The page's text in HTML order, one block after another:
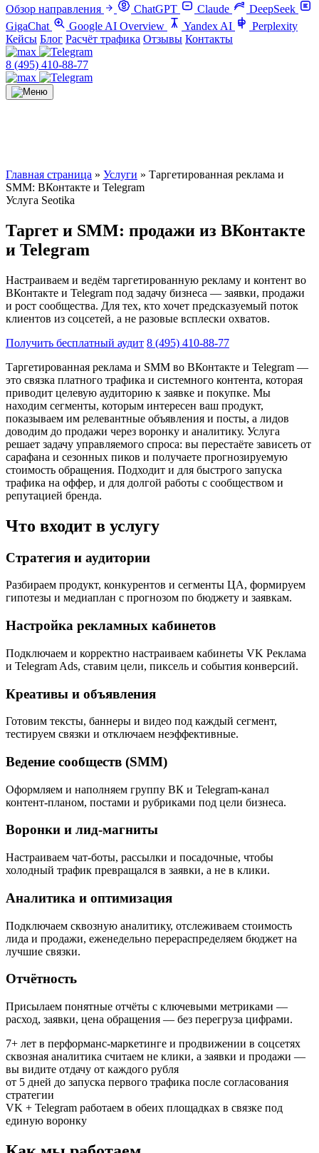
Обзор направления
ChatGPT Claude
DeepSeek
GigaChat
Google AI Overview Yandex AI
Perplexity
Кейсы Блог Расчёт трафика Отзывы Контакты
8 (495) 410-88-77
Главная страница » Услуги » Таргетированная реклама и
SMM: ВКонтакте и Telegram
Услуга Seotika
Таргет и SMM: продажи из ВКонтакте
и Telegram
Настраиваем и ведём таргетированную рекламу и контент во
ВКонтакте и Telegram под задачу бизнеса — заявки, продажи
и рост сообщества. Для тех, кто хочет предсказуемый поток
клиентов из соцсетей, а не разовые всплески охватов.
Получить бесплатный аудит 8 (495) 410-88-77
Таргетированная реклама и SMM во ВКонтакте и Telegram —
это связка платного трафика и системного контента, которая
приводит целевую аудиторию к заявке и покупке. Мы
находим сегменты, которым интересен ваш продукт,
показываем им релевантные объявления и посты, а лидов
доводим до продажи через воронку и аналитику. Услуга
решает задачу управляемого спроса: вы перестаёте зависеть от
сарафана и сезонных пиков и получаете прогнозируемую
стоимость обращения. Подходит и для быстрого запуска
трафика на оффер, и для долгой работы с сообществом и
репутацией бренда.
Что входит в услугу
Стратегия и аудитории
Разбираем продукт, конкурентов и сегменты ЦА, формируем
гипотезы и медиаплан с прогнозом по бюджету и заявкам.
Настройка рекламных кабинетов
Подключаем и корректно настраиваем кабинеты VK Реклама
и Telegram Ads, ставим цели, пиксель и события конверсий.
Креативы и объявления
Готовим тексты, баннеры и видео под каждый сегмент,
тестируем связки и отключаем неэффективные.
Ведение сообществ (SMM)
Оформляем и наполняем группу ВК и Telegram-канал
контент-планом, постами и рубриками под цели бизнеса.
Воронки и лид-магниты
Настраиваем чат-боты, рассылки и посадочные, чтобы
холодный трафик превращался в заявки, а не в клики.
Аналитика и оптимизация
Подключаем сквозную аналитику, отслеживаем стоимость
лида и продажи, еженедельно перераспределяем бюджет на
лучшие связки.
Отчётность
Присылаем понятные отчёты с ключевыми метриками —
расход, заявки, цена обращения — без перегруза цифрами.
7+ лет в перформанс-маркетинге и продвижении в соцсетях
сквозная аналитика считаем не клики, а заявки и продажи —
вы видите отдачу от каждого рубля
от 5 дней до запуска первого трафика после согласования
стратегии
VK + Telegram работаем в обеих площадках в связке под
единую воронку